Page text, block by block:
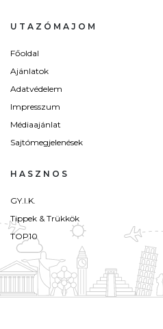
UTAZÓMAJOM
Főoldal
Ajánlatok
Adatvédelem
Impresszum
Médiaajánlat
Sajtómegjelenések
HASZNOS
GY.I.K.
Tippek & Trükkök
TOP10